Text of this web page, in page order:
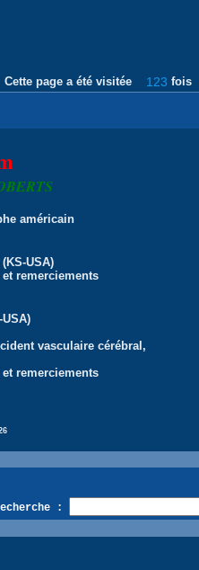
Cette page a été visitée 123 fois
américain
USA)
remerciements
vasculaire cérébral,
remerciements
: